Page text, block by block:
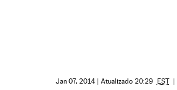
Jan 07, 2014 | Atualizado 20:29 EST |